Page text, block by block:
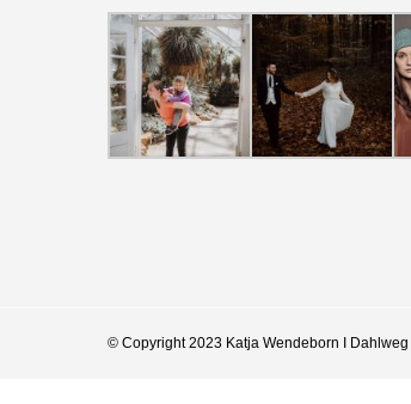
© Copyright 2023 Katja Wendeborn I